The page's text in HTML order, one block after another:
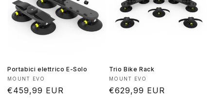
Portabici elettrico E-Solo
Produttore:
MOUNT EVO
Prezzo
€459,99 EUR
Trio Bike Rack
Produttore:
MOUNT EVO
Prezzo
€629,99 EUR